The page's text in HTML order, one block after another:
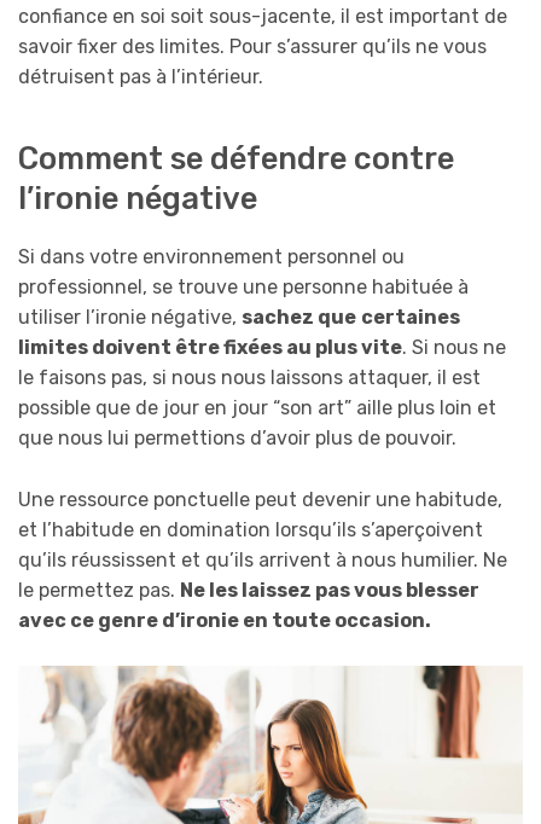
confiance en soi soit sous-jacente, il est important de
savoir fixer des limites. Pour s’assurer qu’ils ne vous
détruisent pas à l’intérieur.
Comment se défendre contre
l’ironie négative
Si dans votre environnement personnel ou
professionnel, se trouve une personne habituée à
utiliser l’ironie négative, sachez que certaines
limites doivent être fixées au plus vite. Si nous ne
le faisons pas, si nous nous laissons attaquer, il est
possible que de jour en jour “son art” aille plus loin et
que nous lui permettions d’avoir plus de pouvoir.
Une ressource ponctuelle peut devenir une habitude,
et l’habitude en domination lorsqu’ils s’aperçoivent
qu’ils réussissent et qu’ils arrivent à nous humilier. Ne
le permettez pas. Ne les laissez pas vous blesser
avec ce genre d’ironie en toute occasion.